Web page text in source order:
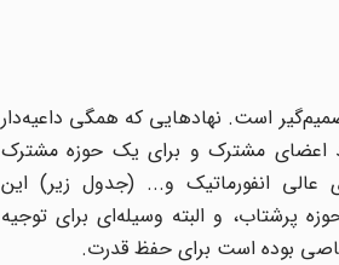
است. نهادهایی که همگی داعیه‌دار
هستند. شاید هرکجای دنیا بود، به وجود چند شورای‌عالی، آن هم با 70‌درصد اعضای مشترک و برای یک حوزه مشترک
عالی انفورماتیک و... (جدول زیر) این
پرشتاب، و البته وسیله‌ای برای توجیه
بوده است برای حفظ قدرت.